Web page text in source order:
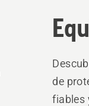
de
fiables